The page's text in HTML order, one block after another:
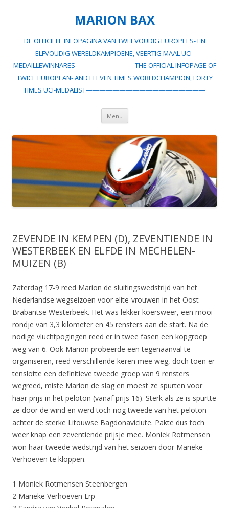
MARION BAX
DE OFFICIELE INFOPAGINA VAN TWEEVOUDIG EUROPEES- EN
ELFVOUDIG WERELDKAMPIOENE, VEERTIG MAAL UCI-
MEDAILLEWINNARES ————————– THE OFFICIAL INFOPAGE OF
TWICE EUROPEAN- AND ELEVEN TIMES WORLDCHAMPION, FORTY
TIMES UCI-MEDALIST——————————————————
Menu Spring
inhoud
ZEVENDE IN KEMPEN (D), ZEVENTIENDE IN
WESTERBEEK EN ELFDE IN MECHELEN-
MUIZEN (B)
Zaterdag 17-9 reed Marion de sluitingswedstrijd van het
Nederlandse wegseizoen voor elite-vrouwen in het Oost-
Brabantse Westerbeek. Het was lekker koersweer, een mooi
rondje van 3,3 kilometer en 45 rensters aan de start. Na de
nodige vluchtpogingen reed er in twee fasen een kopgroep
weg van 6. Ook Marion probeerde een tegenaanval te
organiseren, reed verschillende keren mee weg, doch toen er
tenslotte een definitieve tweede groep van 9 rensters
wegreed, miste Marion de slag en moest ze spurten voor
haar prijs in het peloton (vanaf prijs 16). Sterk als ze is spurtte
ze door de wind en werd toch nog tweede van het peloton
achter de sterke Litouwse Bagdonaviciute. Pakte dus toch
weer knap een zeventiende prijsje mee. Moniek Rotmensen
won haar tweede wedstrijd van het seizoen door Marieke
Verhoeven te kloppen.
1 Moniek Rotmensen Steenbergen
2 Marieke Verhoeven Erp